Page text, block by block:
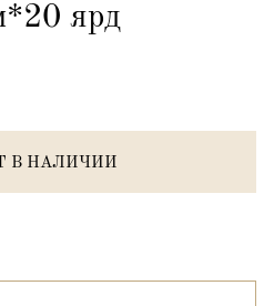
ярд
В НАЛИЧИИ